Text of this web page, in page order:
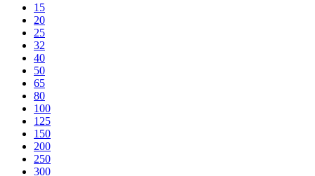
15
20
25
32
40
50
65
80
100
125
150
200
250
300